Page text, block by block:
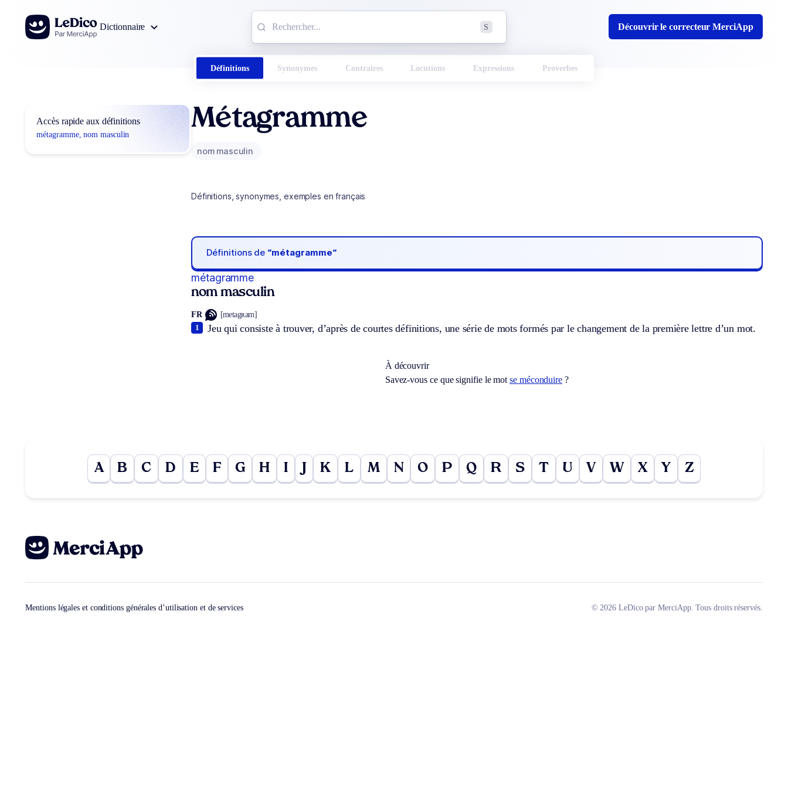
Aller au contenu
Dictionnaire
S Découvrir le correcteur MerciApp
Définitions Synonymes Contraires Locutions Expressions Proverbes
Accès rapide aux définitions
métagramme, nom masculin
Métagramme
nom masculin
Définitions, synonymes, exemples en français
Définitions de “métagramme“
métagramme
nom masculin
FR [metagʀam]
Jeu qui consiste à trouver, d’après de courtes définitions, une série de mots formés par le changement de la première lettre d’un mot.
1
À découvrir
Savez-vous ce que signifie le motse méconduire ?
A B C D E F G H I K L M N O P Q R S T U V W X Y Z
Mentions légales et conditions générales d’utilisation et de services © 2026 LeDico par MerciApp. Tous droits réservés.